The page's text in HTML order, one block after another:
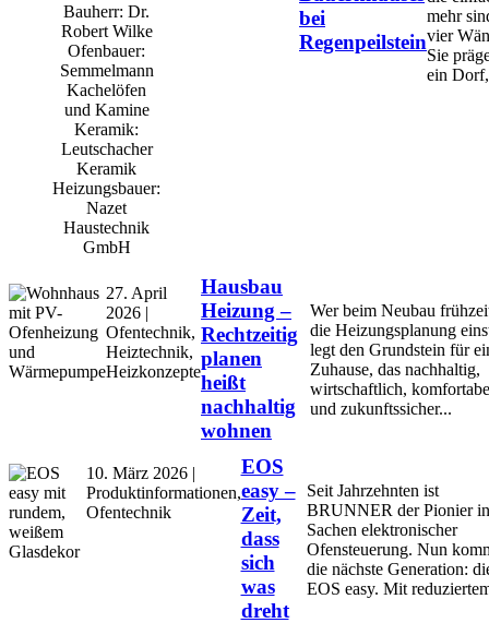
Bauherr: Dr.
Robert Wilke
Ofenbauer:
Semmelmann
Kachelöfen
und Kamine
Keramik:
Leutschacher
Keramik
Heizungsbauer:
Nazet
Haustechnik
GmbH
bei
Regenpeilstein
mehr
vier
Sie
ein
27. April
2026 |
Ofentechnik,
Heiztechnik,
Heizkonzepte
Hausbau
Heizung –
Rechtzeitig
planen
heißt
nachhaltig
wohnen
Wer beim Neubau
die Heizungsplanung
legt den Grundstein für
Zuhause, das nachhaltig,
wirtschaftlich,
und zukunftssicher...
10. März 2026 |
Produktinformationen,
Ofentechnik
EOS
easy –
Zeit,
dass
sich
was
dreht
Seit Jahrzehnten ist
BRUNNER der Pionier in
Sachen elektronischer
Ofensteuerung. Nun
die nächste Generation:
EOS easy. Mit